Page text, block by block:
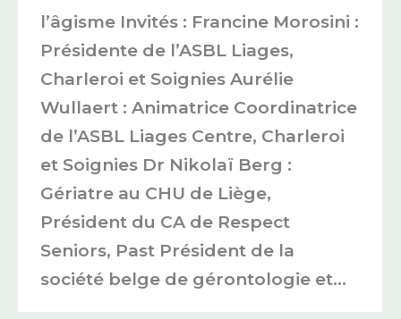
l’âgisme Invités : Francine Morosini :
Présidente de l’ASBL Liages,
Charleroi et Soignies Aurélie
Wullaert : Animatrice Coordinatrice
de l’ASBL Liages Centre, Charleroi
et Soignies Dr Nikolaï Berg :
Gériatre au CHU de Liège,
Président du CA de Respect
Seniors, Past Président de la
société belge de gérontologie et…